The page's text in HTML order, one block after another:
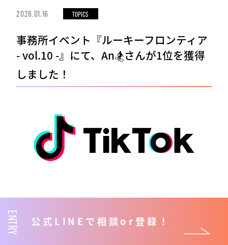
2026.01.16 TOPICS
事務所イベント『ルーキーフロンティア
- vol.10 -』にて、️An🏂さんが1位を獲得
しました！
ReStart入賞ライバー紹介
ENTRY 公式LINEで相談or登録！